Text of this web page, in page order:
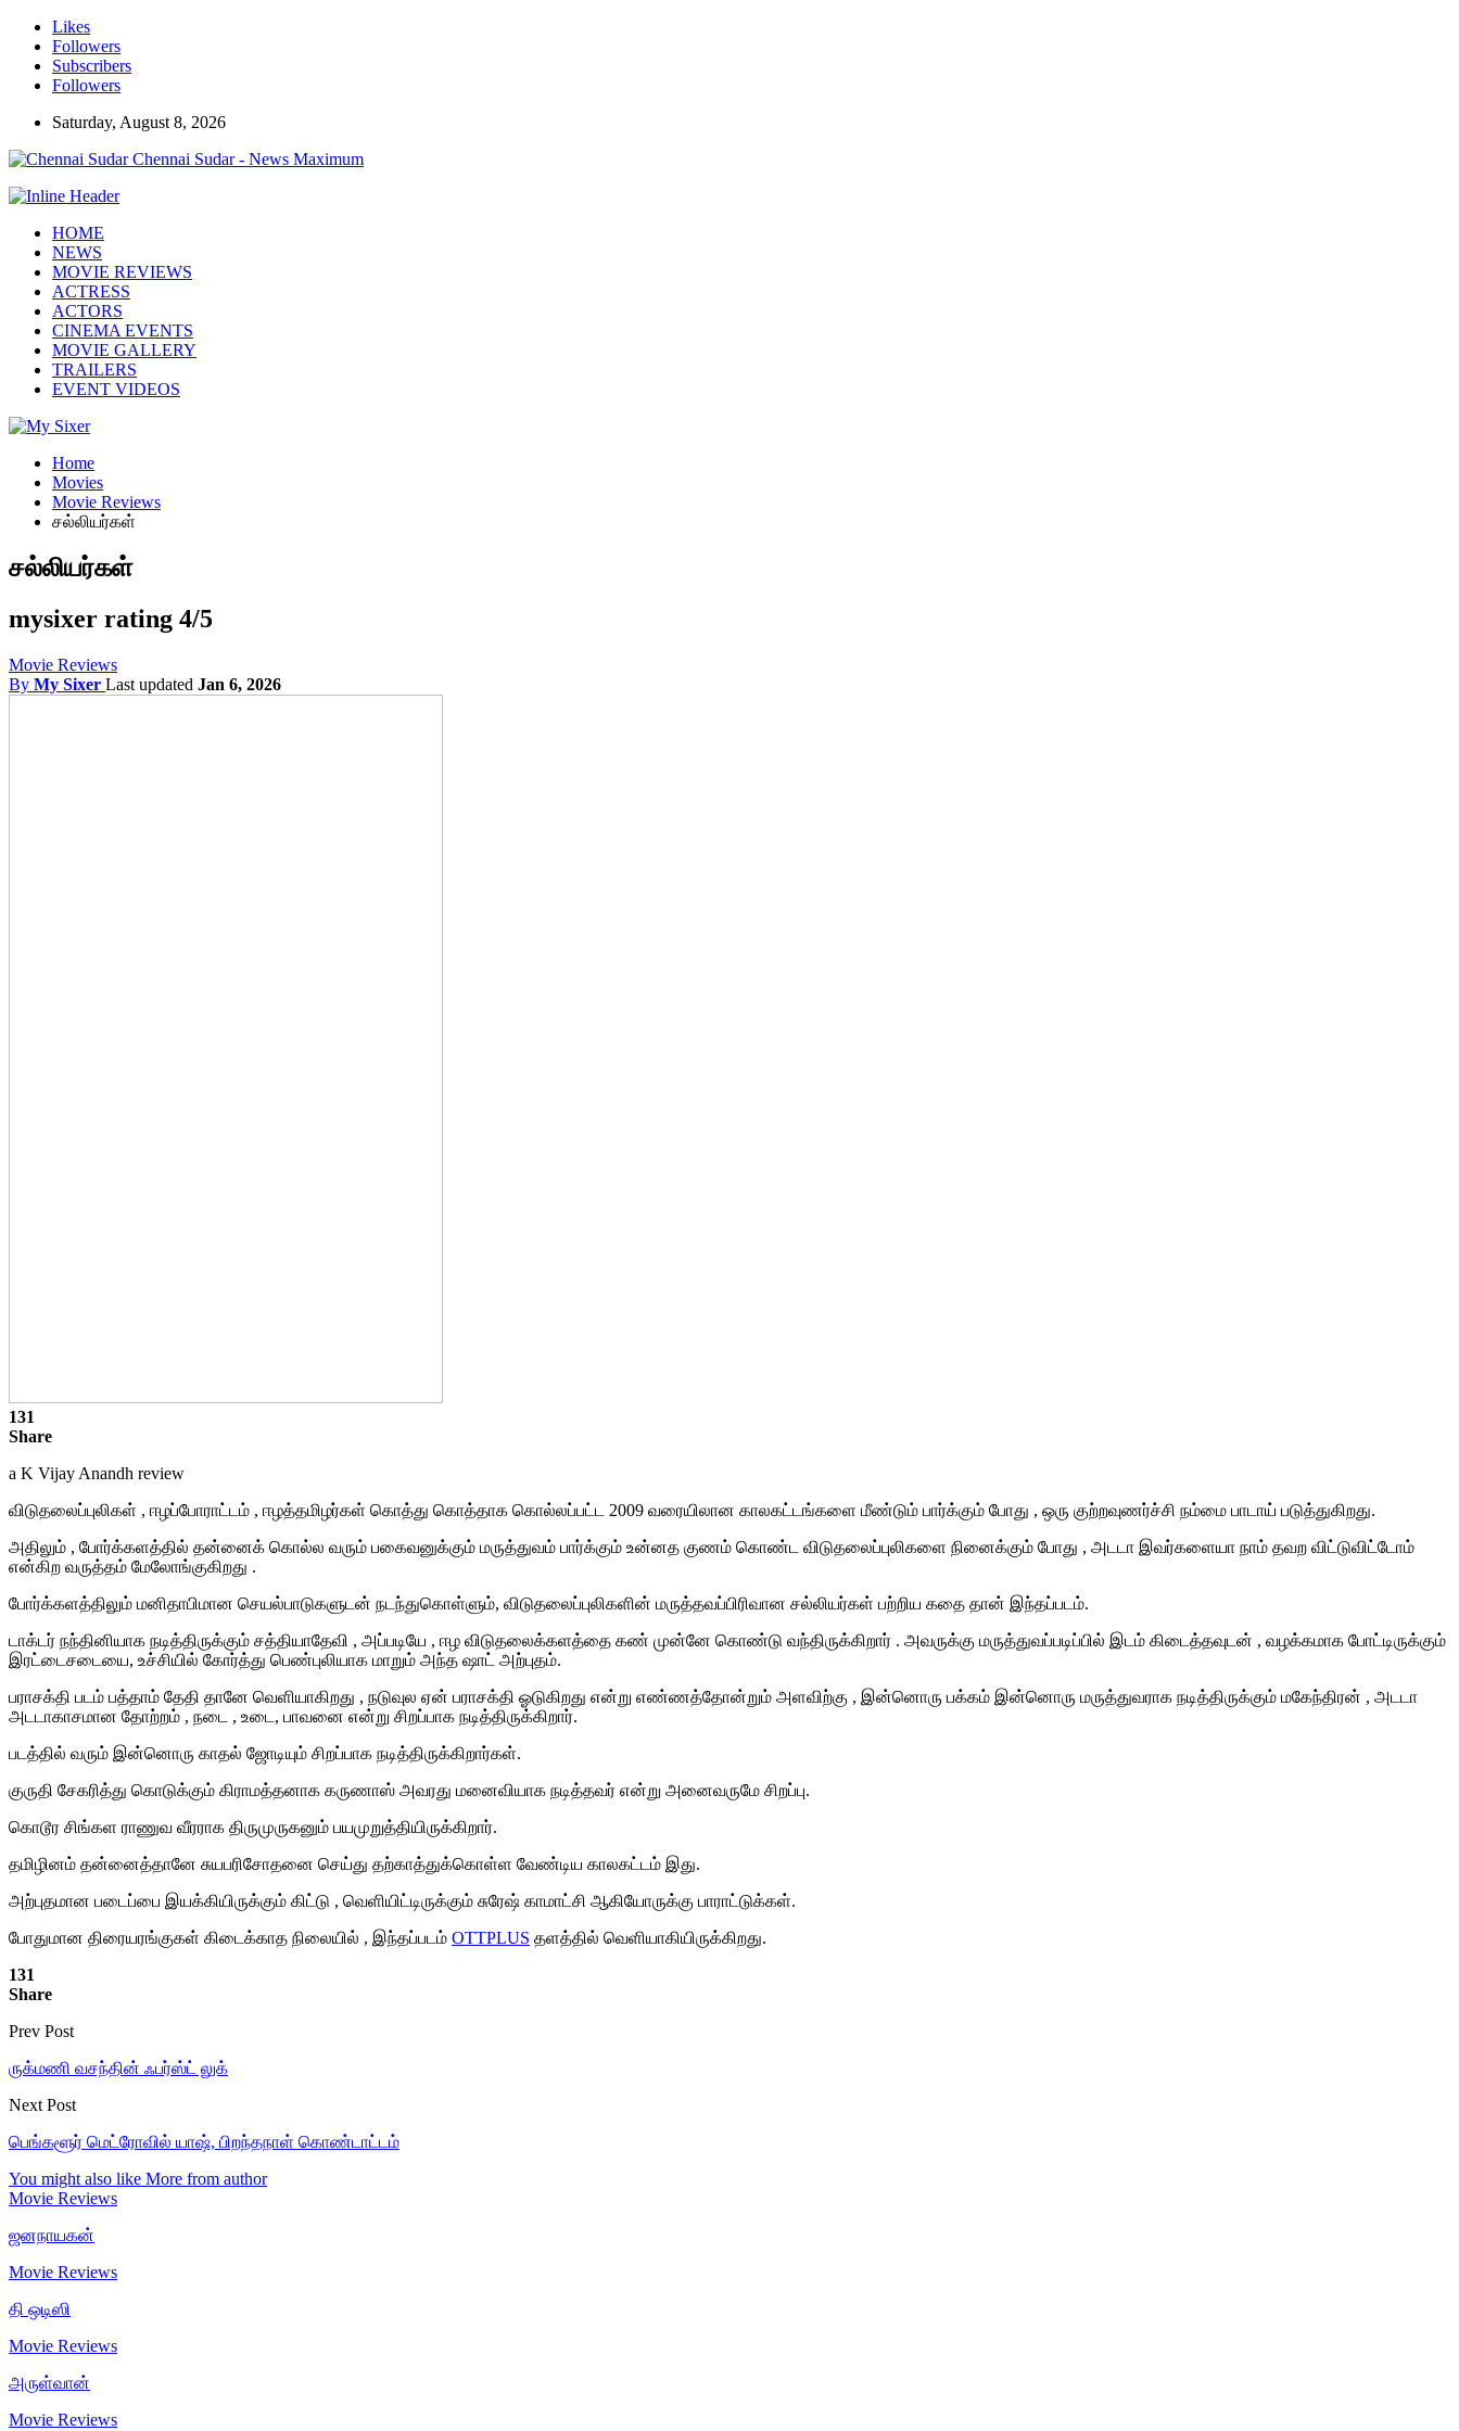
Likes
Followers
Subscribers
Followers
Saturday, August 8, 2026
Chennai Sudar - News Maximum
HOME
NEWS
MOVIE REVIEWS
ACTRESS
ACTORS
CINEMA EVENTS
MOVIE GALLERY
TRAILERS
EVENT VIDEOS
Home
Movies
Movie Reviews
சல்லியர்கள்
சல்லியர்கள்
mysixer rating 4/5
Movie Reviews
By My Sixer Last updated Jan 6, 2026
131
Share
a K Vijay Anandh review
விடுதலைப்புலிகள் , ஈழப்போராட்டம் , ஈழத்தமிழர்கள் கொத்து கொத்தாக கொல்லப்பட்ட 2009 வரையிலான காலகட்டங்களை மீண்டும் பார்க்கும் போது , ஒரு குற்றவுணர்ச்சி நம்மை பாடாய் படுத்துகிறது.
அதிலும் , போர்க்களத்தில் தன்னைக் கொல்ல வரும் பகைவனுக்கும் மருத்துவம் பார்க்கும் உன்னத குணம் கொண்ட விடுதலைப்புலிகளை நினைக்கும் போது , அடடா இவர்களையா நாம் தவற விட்டுவிட் டோம்
என்கிற வருத்தம் மேலோங்குகிறது .
போர்க்களத்திலும் மனிதாபிமான செயல்பாடுகளுடன் நடந்துகொள்ளும், விடுதலைப்புலிகளின் மருத்தவப்பிரிவான சல்லியர்கள் பற்றிய கதை தான் இந்தப்படம்.
டாக்டர் நந்தினியாக நடித்திருக்கும் சத்தியாதேவி , அப்படியே , ஈழ விடுதலைக்களத்தை கண் முன்னே கொண்டு வந்திருக்கிறார் . அவருக்கு மருத்துவப்படிப்பில் இடம் கிடைத்தவுடன் , வழக்கமாக போட்டிருக்கும்
இரட்டைசடையை, உச்சியில் கோர்த்து பெண்புலியாக மாறும் அந்த ஷாட் அற்புதம்.
பராசக்தி படம் பத்தாம் தேதி தானே வெளியாகிறது , நடுவுல ஏன் பராசக்தி ஓடுகிறது என்று எண்ணத்தோன்றும் அளவிற்கு , இன்னொரு பக்கம் இன்னொரு மருத்துவராக நடித்திருக்கும் மகேந்திரன் , அடடா
அடடாகாசமான தோற்றம் , நடை , உடை , பாவனை என்று சிறப்பாக நடித்திருக்கிறார்.
படத்தில் வரும் இன்னொரு காதல் ஜோடியும் சிறப்பாக நடித்திருக்கிறார்கள்.
குருதி சேகரித்து கொடுக்கும் கிராமத்தனாக கருணாஸ் அவரது மனைவியாக நடித்தவர் என்று அனைவருமே சிறப்பு.
கொடூர சிங்கள ராணுவ வீரராக திருமுருகனும் பயமுறுத்தியிருக்கிறார்.
தமிழினம் தன்னைத்தானே சுயபரிசோதனை செய்து தற்காத்துக்கொள்ள வேண்டிய காலகட்டம் இது.
அற்புதமான படைப்பை இயக்கியிருக்கும் கிட்டு , வெளியிட்டிருக்கும் சுரேஷ் காமாட்சி ஆகியோருக்கு பாராட்டுக்கள்.
போதுமான திரையரங்குகள் கிடைக்காத நிலையில் , இந்தப்படம் OTTPLUS தளத்தில் வெளியாகியிருக்கிறது.
131
Share
Prev Post
ருக்மணி வசந்தின் ஃபர்ஸ்ட் லுக்
Next Post
பெங்களூர் மெட்ரோவில் யாஷ், பிறந்தநாள் கொண்டாட்டம்
You might also like More from author
Movie Reviews
ஜனநாயகன்
Movie Reviews
தி ஒடிஸி
Movie Reviews
அருள்வான்
Movie Reviews